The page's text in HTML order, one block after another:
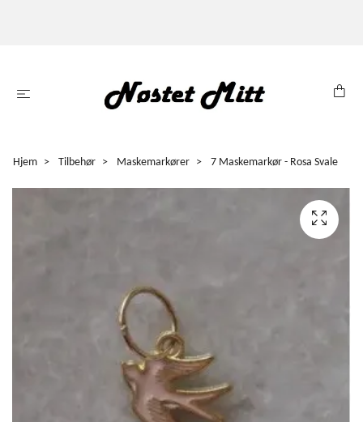
Hjem Tilbehør Maskemarkører 7 Maskemarkør - Rosa Svale